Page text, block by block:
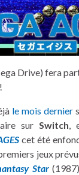
Drive) fera
le mois dernier
sur Switch,
cet été
jeux
Star